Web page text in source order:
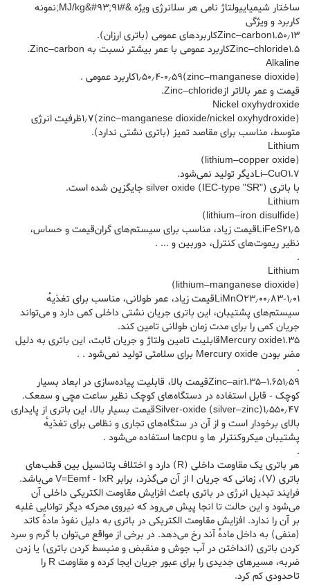
ساختار شیمیاییولتاژ نامی هر سلانرژی ویژه &#۹۱;MJ/kg&#۹۳;نمونه
کاربرد و ویژگی
Zinc–carbon1.5۰٫۱۳کاربرد‌های عمومی (باتری ارزان).
Zinc–chloride1.5کاربرد عمومی با عمر بیشتر نسبت به Zinc–carbon.
Alkaline
(zinc–manganese dioxide)۱٫۵۰٫۴-۰٫۵۹کاربرد عمومی .
قیمت و عمر بالاتر ازZinc–chloride.
Nickel oxyhydroxide
(zinc–manganese dioxide/nickel oxyhydroxide)۱٫۷ظرفیت انرژی
متوسط، مناسب برای مقاصد تمیز (باتری نشتی ندارد).
Lithium
(lithium–copper oxide)
Li–CuO1.7دیگر تولید نمی‌شود.
با باتری silver oxide (IEC-type "SR") جایگزین شده است.
Lithium
(lithium–iron disulfide)
LiFeS۲۱٫۵قیمت زیاد، مناسب برای سیستم‌های گران‌قیمت و حساس،
نظیر ریموت‌های کنترل، دوربین و ... .
.
Lithium
(lithium–manganese dioxide)
LiMnO۲۳٫۰۰٫۸۳-۱٫۰۱قیمت زیاد، عمر طولانی، مناسب برای تغذیهٔ
سیستم‌های پشتیبان، این باتری جریان نشتی داخلی کمی دارد و می‌تواند
جریان کمی را برای مدت زمان طولانی تامین کند.
Mercury oxide1.35قابلیت تامین ولتاژ و جریان ثابت، این باتری به دلیل
مضر بودن Mercury oxide برای سلامتی تولید نمی‌شود . .
.
Zinc–air1.35–1.65۱٫۵۹قیمت بالا، قابلیت پیاده‌سازی در ابعاد بسیار
کوچک - قابل استفاده در دستگاه‌های کوچک نظیر ساعت مچی و سمعک.
Silver-oxide (silver–zinc)۱٫۵۵۰٫۴۷قیمت بسیار بالا، این باتری از پایداری
بالای برخودار است و از آن در ستگاه‌های تجاری و نظامی برای تغذیهٔ
پشتیبان میکروکنترلر ها و cpu‌ها استفاده می‌شود .
.
هر باتری یک مقاومت داخلی (R) دارد و اختلاف پتانسیل بین قطب‌های
باتری (V)، زمانی که جریان I از آن می‌گذرد، برابر V=Eemf - IxR می‌باشد.
فرایند تبدیل انرژی در باتری باعث افزایش مقاومت الکتریکی داخلی آن
می‌شود و این حالت تا انجا پیش می‌رود که نیروی محرکه دیگر توانایی غلبه
بر آن را ندارد. افزایش مقاومت الکتریکی در باتری به دلیل نفوذ مادهٔ کاتد
(منفی) به داخل مادهٔ آند رخ می‌دهد. در برخی از مواقع می‌توان با گرم و سرد
کردن باتری (انداختن در آب جوش و منقبض و منبسط کردن باتری) یا زدن
ضربه، مسیر‌های جدیدی را برای عبور جریان ایجا کرده و مقاومت R را
تاحدودی کم کرد.